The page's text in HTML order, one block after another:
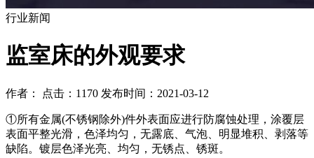
行业新闻
监室床的外观要求
作者： 点击：1170 发布时间：2021-03-12
①所有金属(不锈钢除外)件外表面应进行防腐蚀处理，涂覆层
表面平整光滑，色泽均匀，无露底、气泡、明显堆积、剥落等
缺陷。镀层色泽光亮、均匀，无锈点、锈斑。